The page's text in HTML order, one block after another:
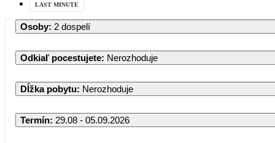
LAST MINUTE
Osoby: 2 dospelí
Odkiaľ pocestujete: Nerozhoduje
Dĺžka pobytu: Nerozhoduje
Termín: 29.08 - 05.09.2026